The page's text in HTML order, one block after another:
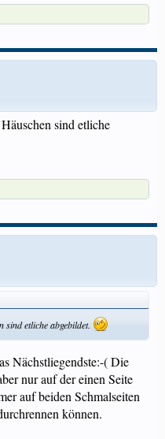
sind etliche
sind etliche abgebildet.
Nächstliegendste:-( Die
nur auf der einen Seite
auf beiden Schmalseiten
können.